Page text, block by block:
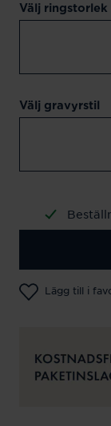
Välj ringstorlek
Välj gravyrstil
Lägg till i